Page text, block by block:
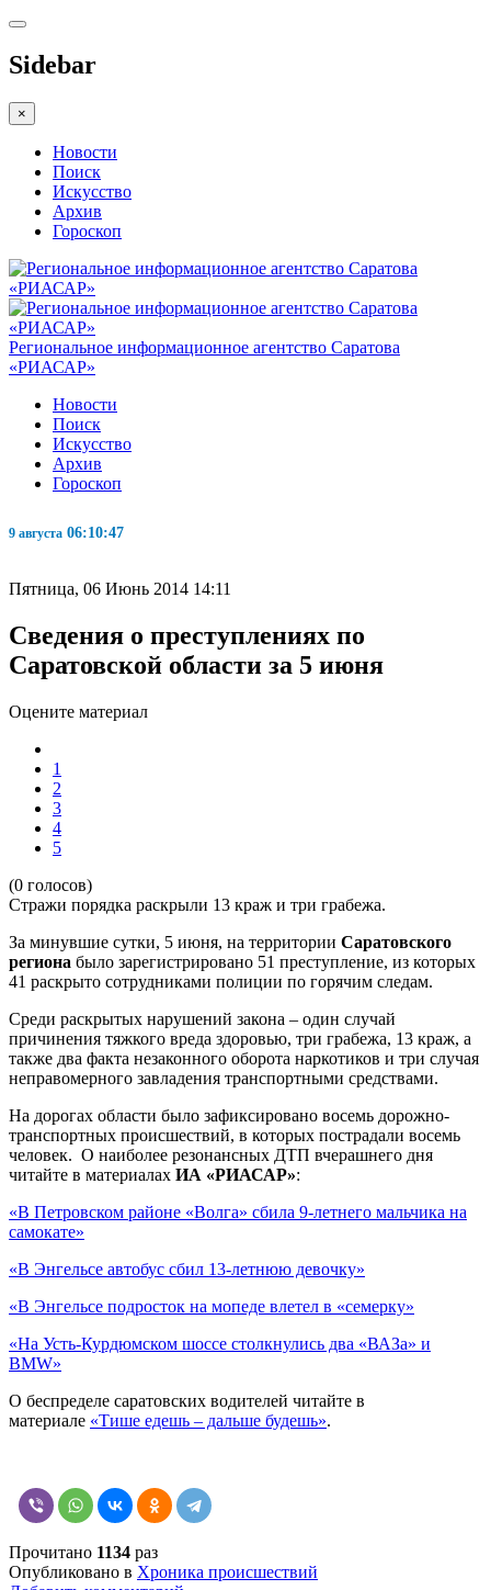
Sidebar
×
Новости
Поиск
Искусство
Архив
Гороскоп
Региональное информационное агентство Саратова
«РИАСАР»
Новости
Поиск
Искусство
Архив
Гороскоп
9 августа 06:10:47
Пятница, 06 Июнь 2014 14:11
Сведения о преступлениях по
Саратовской области за 5 июня
Оцените материал
1
2
3
4
5
(0 голосов)
Стражи порядка раскрыли 13 краж и три грабежа.
За минувшие сутки, 5 июня, на территории Саратовского
региона было зарегистрировано 51 преступление, из которых
41 раскрыто сотрудниками полиции по горячим следам.
Среди раскрытых нарушений закона – один случай
причинения тяжкого вреда здоровью, три грабежа, 13 краж, а
также два факта незаконного оборота наркотиков и три случая
неправомерного завладения транспортными средствами.
На дорогах области было зафиксировано восемь дорожно-
транспортных происшествий, в которых пострадали восемь
человек. О наиболее резонансных ДТП вчерашнего дня
читайте в материалах ИА «РИАСАР»:
«В Петровском районе «Волга» сбила 9-летнего мальчика на
самокате»
«В Энгельсе автобус сбил 13-летнюю девочку»
«В Энгельсе подросток на мопеде влетел в «семерку»
«На Усть-Курдюмском шоссе столкнулись два «ВАЗа» и
BMW»
О беспределе саратовских водителей читайте в
материале «Тише едешь – дальше будешь».
Прочитано 1134 раз
Опубликовано в Хроника происшествий